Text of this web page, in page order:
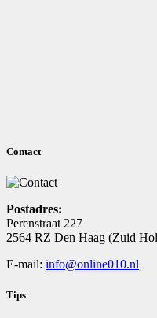
Contact
Postadres:
Perenstraat 227
2564 RZ Den Haag (Zuid
E-mail: info@online010.nl
Tips